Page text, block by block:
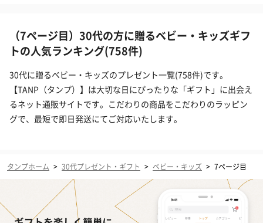
（7ページ目）30代の方に贈るベビー・キッズギフ
トの人気ランキング(758件)
30代に贈るベビー・キッズのプレゼント一覧(758件)です。
【TANP（タンプ）】は大切な日にぴったりな「ギフト」に出会え
るネット通販サイトです。こだわりの商品をこだわりのラッピン
グで、最短で即日発送にてご対応いたします。
タンプホーム > 30代プレゼント・ギフト > ベビー・キッズ > 7ページ目